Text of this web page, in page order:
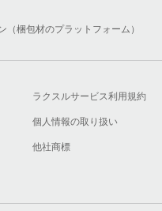
（梱包材のプラットフォーム）
ラクスルサービス利用規約
個人情報の取り扱い
他社商標